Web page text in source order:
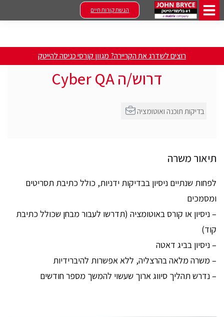
הגשת קורות חיים
רוצים לשדרג את הקריירה? מגוון קורסי כניסה להייטק
דרוש/ה Cyber QA
תיאור משרה
לפחות שנתיים ניסיון בבדיקות ידניות, כולל כתיבת תסריטים
ומסמכים
– ניסיון או קורס באוטומציה (תדרשו לעבור מבחן שכולל כתיבת
קוד)
– ניסיון בביג דאטה
– משרה מלאה בהרצליה, ללא אפשרות להיברידיות
– נדרש תהליך סיווג ארוך שעשוי להמשך מספר חודשים